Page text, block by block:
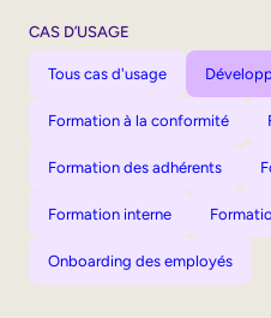
CAS D’USAGE
Tous cas d'usage
Formation à la conformité
Formation des adhérents
Formation interne
Onboarding des employés